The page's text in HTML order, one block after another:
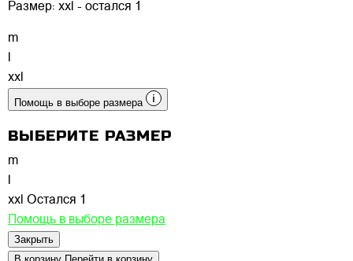
Размер: xxl - остался 1
m
l
xxl
Помощь в выборе размера
ВЫБЕРИТЕ РАЗМЕР
m
xxl Остался 1
Помощь в выборе размера
Закрыть